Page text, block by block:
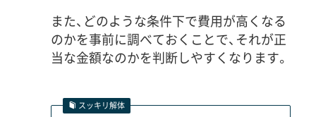
また、どのような条件下で費用が高くなる
のかを事前に調べておくことで、それが正
当な金額なのかを判断しやすくなります。
スッキリ解体